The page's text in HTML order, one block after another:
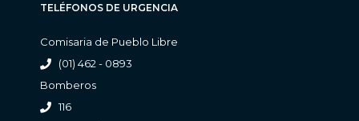
TELÉFONOS DE URGENCIA
Comisaria de Pueblo Libre
(01) 462 - 0893
Bomberos
116